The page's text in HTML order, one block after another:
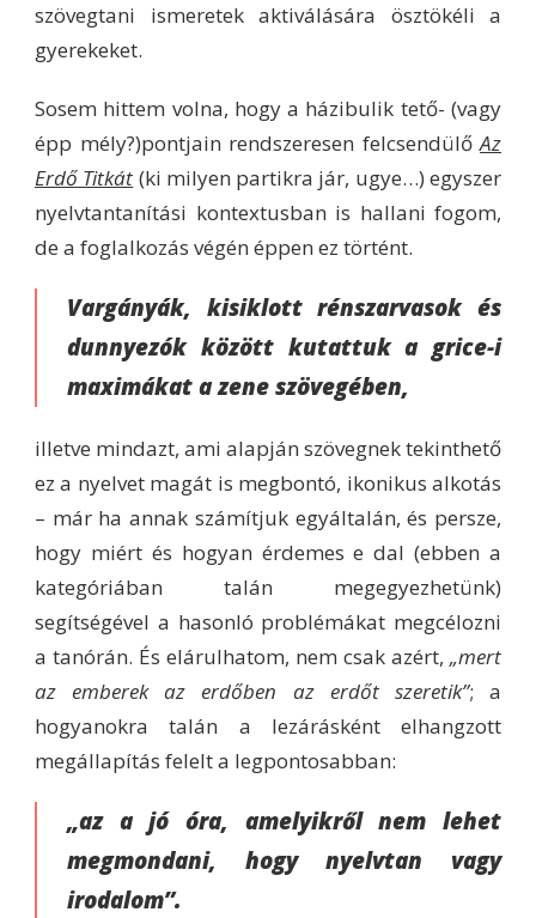
szövegtani ismeretek aktiválására ösztökéli a
gyerekeket.
Sosem hittem volna, hogy a házibulik tető- (vagy
épp mély?)pontjain rendszeresen felcsendülőAz
Erdő Titkát (ki milyen partikra jár, ugye…) egyszer
nyelvtantanítási kontextusban is hallani fogom,
de a foglalkozás végén éppen ez történt.
Vargányák, kisiklott rénszarvasok és
dunnyezók között kutattuk a grice-i
maximákat a zene szövegében,
illetve mindazt, ami alapján szövegnek tekinthető
ez a nyelvet magát is megbontó, ikonikus alkotás
– már ha annak számítjuk egyáltalán, és persze,
hogy miért és hogyan érdemes e dal (ebben a
kategóriában talán megegyezhetünk)
segítségével a hasonló problémákat megcélozni
a tanórán. És elárulhatom, nem csak azért, „mert
az emberek az erdőben az erdőt szeretik”; a
hogyanokra talán a lezárásként elhangzott
megállapítás felelt a legpontosabban:
„az a jó óra, amelyikről nem lehet
megmondani, hogy nyelvtan vagy
irodalom”.